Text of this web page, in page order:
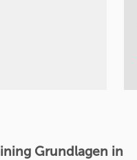
Grundlagen in